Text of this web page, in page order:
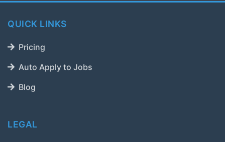
QUICK LINKS
Pricing
Auto Apply to Jobs
Blog
LEGAL